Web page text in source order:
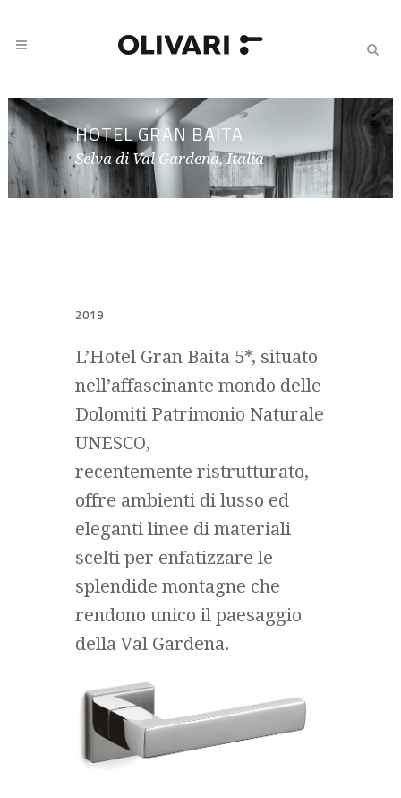
HOTEL GRAN BAITA
Selva di Val Gardena, Italia
2019
L’Hotel Gran Baita 5*, situato
nell’affascinante mondo delle
Dolomiti Patrimonio Naturale
UNESCO,
recentemente ristrutturato,
offre ambienti di lusso ed
eleganti linee di materiali
scelti per enfatizzare le
splendide montagne che
rendono unico il paesaggio
della Val Gardena.